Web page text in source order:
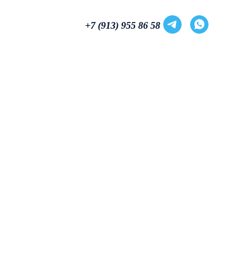
+7 (913) 955 86 58